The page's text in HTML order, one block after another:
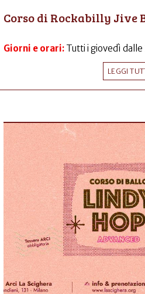
Corso di Rockabilly Jive
Giorni e orari: Tutti i giovedì
LEGGI